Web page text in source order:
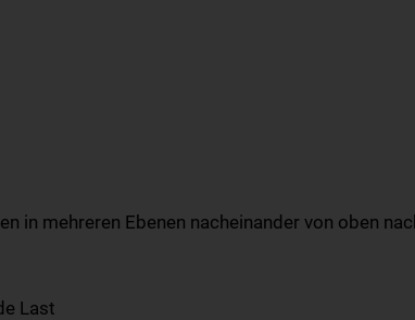
in mehreren Ebenen nacheinander von oben
Last